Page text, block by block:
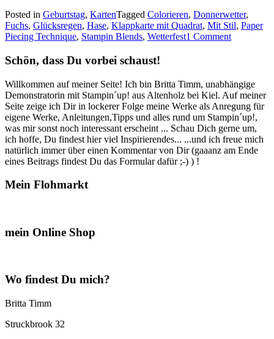
Lass
uns
durch
Regen
Posted in Geburtstag, KartenTagged Colorieren, Donnerwetter,
Fuchs, Glücksregen, Hase, Klappkarte mit Quadrat, Mit Stil, Paper
Piecing Technique, Stampin Blends, Wetterfest1 Comment
Schön, dass Du vorbei schaust!
Willkommen auf meiner Seite! Ich bin Britta Timm, unabhängige
Demonstratorin mit Stampin´up! aus Altenholz bei Kiel. Auf meiner
Seite zeige ich Dir in lockerer Folge meine Werke als Anregung für
eigene Werke, Anleitungen,Tipps und alles rund um Stampin´up!,
was mir sonst noch interessant erscheint ... Schau Dich gerne um,
ich hoffe, Du findest hier viel Inspirierendes... ...und ich freue mich
natürlich immer über einen Kommentar von Dir (gaaanz am Ende
eines Beitrags findest Du das Formular dafür ;-) ) !
Mein Flohmarkt
mein Online Shop
Wo findest Du mich?
Britta Timm
Struckbrook 32